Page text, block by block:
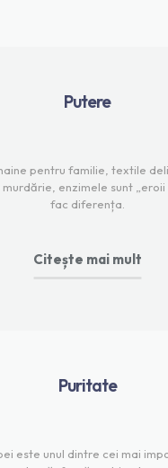
Putere
pentru familie, textile
enzimele sunt „eroii
fac diferența.
Citește mai mult
Puritate
este unul dintre cei mai